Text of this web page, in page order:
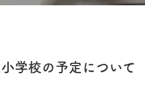
学校の予定について